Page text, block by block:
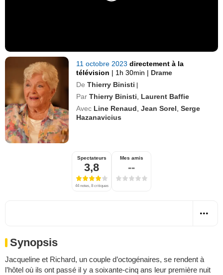
11 octobre 2023directement à la
télévision | 1h 30min | Drame
De Thierry Binisti |
Par Thierry Binisti
Laurent Baffie
Avec Line Renaud ,Jean Sorel ,Serge
Hazanavicius
Spectateurs
3,8
44 notes, 8 critiques
Mes amis
--
Synopsis
Jacqueline et Richard, un couple d’octogénaires, se rendent à
l’hôtel où ils ont passé il y a soixante-cinq ans leur première nuit